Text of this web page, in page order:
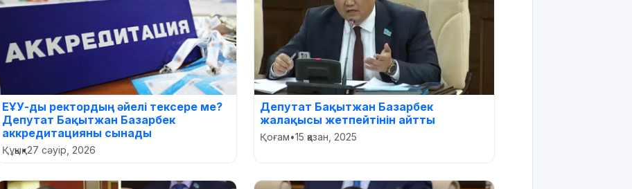
ЕҰУ-ды ректордың әйелі тексере ме?
Депутат Бақытжан Базарбек
аккредитацияны сынады
Құқық•27 сәуір, 2026
Депутат Бақытжан Базарбек
жалақысы жетпейтінін айтты
Қоғам•15 қазан, 2025